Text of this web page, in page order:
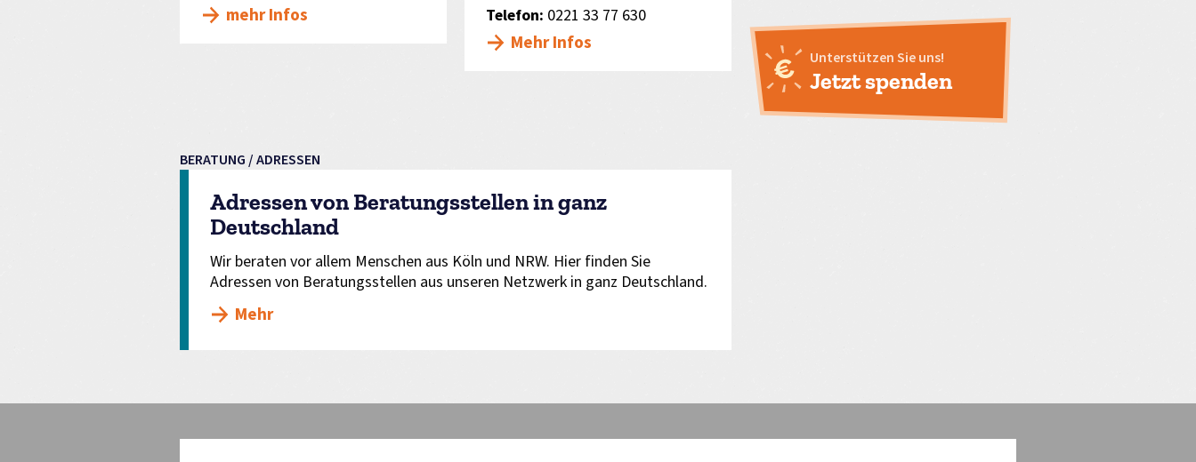
mehr Infos
Telefon: 0221 33 77 630
Mehr Infos
BERATUNG / ADRESSEN
Adressen von Beratungsstellen in ganz
Deutschland
Wir beraten vor allem Menschen aus Köln und NRW. Hier finden Sie
Adressen von Beratungsstellen aus unseren Netzwerk in ganz Deutschland.
Mehr
Unterstützen Sie uns!
Jetzt spenden